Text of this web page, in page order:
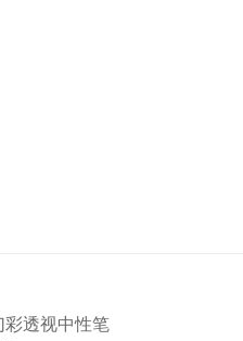
彩透视中性笔